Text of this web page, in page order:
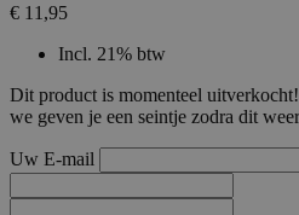
€ 11,95
Incl. 21% btw
Dit product is momenteel
we geven je een seintje zodra dit
Uw E-mail